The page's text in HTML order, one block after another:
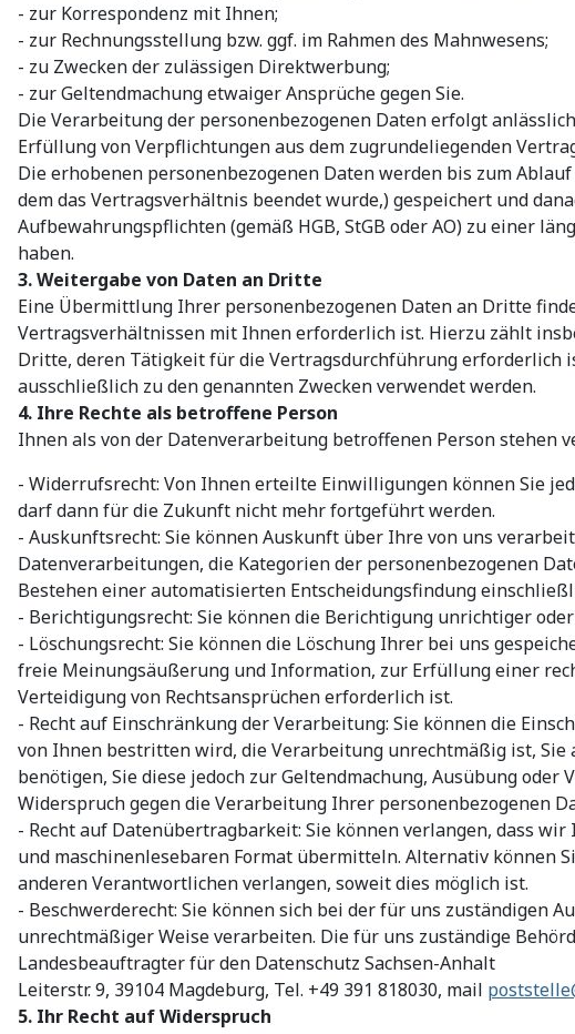
- zur Korrespondenz mit Ihnen;
- zur Rechnungsstellung bzw. ggf. im Rahmen des Mahnwesens;
- zu Zwecken der zulässigen Direktwerbung;
- zur Geltendmachung etwaiger Ansprüche gegen Sie.
Die Verarbeitung der personenbezogenen Daten erfolgt
Erfüllung von Verpflichtungen aus dem zugrundeliegenden
Die erhobenen personenbezogenen Daten werden bis zum
dem das Vertragsverhältnis beendet wurde,) gespeichert und
Aufbewahrungspflichten (gemäß HGB, StGB oder AO) zu einer
haben.
3. Weitergabe von Daten an Dritte
Eine Übermittlung Ihrer personenbezogenen Daten an Dritte
Vertragsverhältnissen mit Ihnen erforderlich ist. Hierzu zählt
Dritte, deren Tätigkeit für die Vertragsdurchführung erforderlich
ausschließlich zu den genannten Zwecken verwendet werden.
4. Ihre Rechte als betroffene Person
Ihnen als von der Datenverarbeitung betroffenen Person stehen
- Widerrufsrecht: Von Ihnen erteilte Einwilligungen können Sie
darf dann für die Zukunft nicht mehr fortgeführt werden.
- Auskunftsrecht: Sie können Auskunft über Ihre von uns
Datenverarbeitungen, die Kategorien der personenbezogenen
Bestehen einer automatisierten Entscheidungsfindung
- Berichtigungsrecht: Sie können die Berichtigung unrichtiger
- Löschungsrecht: Sie können die Löschung Ihrer bei uns
freie Meinungsäußerung und Information, zur Erfüllung einer
Verteidigung von Rechtsansprüchen erforderlich ist.
- Recht auf Einschränkung der Verarbeitung: Sie können die
von Ihnen bestritten wird, die Verarbeitung unrechtmäßig ist, Sie
benötigen, Sie diese jedoch zur Geltendmachung, Ausübung
Widerspruch gegen die Verarbeitung Ihrer personenbezogenen
- Recht auf Datenübertragbarkeit: Sie können verlangen, dass
und maschinenlesebaren Format übermitteln. Alternativ können
anderen Verantwortlichen verlangen, soweit dies möglich ist.
- Beschwerderecht: Sie können sich bei der für uns zuständigen
unrechtmäßiger Weise verarbeiten. Die für uns zuständige
Landesbeauftragter für den Datenschutz Sachsen-Anhalt
Leiterstr. 9, 39104 Magdeburg, Tel. +49 391 818030, mail
5. Ihr Recht auf Widerspruch